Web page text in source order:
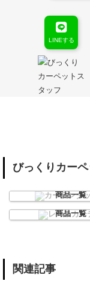
LINEする
びっくりカー
商品一覧
レースカー
商品一覧
関連記事